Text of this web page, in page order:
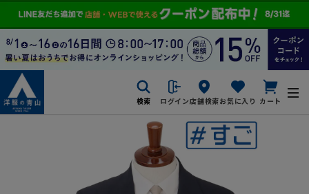
検索 ログイン店舗検索お気に入り カート